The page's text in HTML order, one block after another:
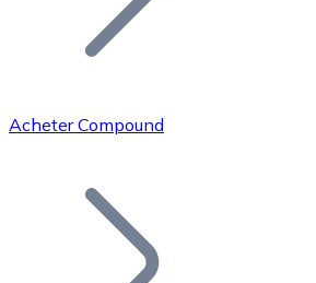
Bitcoin
Acheter Compound